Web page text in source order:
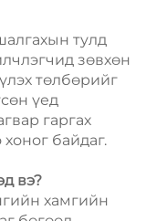
тулд
зөвхөн
төлбөрийг
үед
гаргах
байдаг.
вэ?
хамгийн